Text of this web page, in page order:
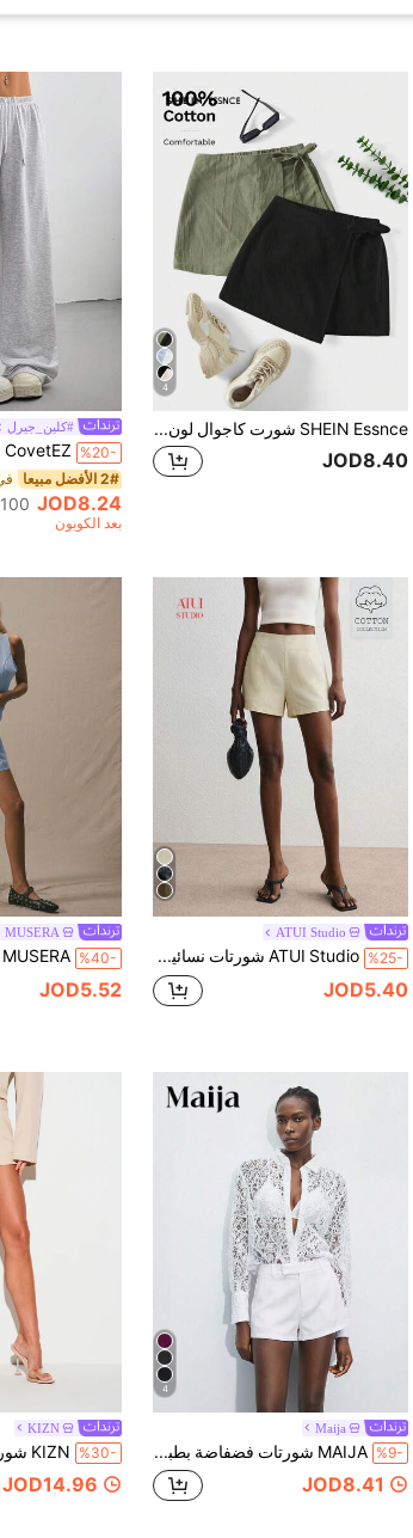
4
SHEIN Essnce شورت كاجوال لون أحادي مفصل بطيات حافة غير متماثلة للنساء حزمة 2 مع تنورة وشورت فيونكة شورت نسائي كتان
JOD8.40
#كلين_جيرل
%20-
2# الأفضل مبيعا
JOD8.24 100+. تم بيع
بعد الكوبون
ATUI Studio
%25- ATUI Studio شورتات نسائية من القطن 100% - شورتات صيفية كاجوال يومية بألوان محايدة، شورتات قابلة للتنفس لعطلة الشاطئ
JOD5.40
MUSERA
%40-
JOD5.52
4
Maija
%9- MAIJA شورتات فضفاضة بطبعة زهور وحافة مكشكشة لعطلة الشاطئ
JOD8.41
KIZN
%30-
JOD14.96